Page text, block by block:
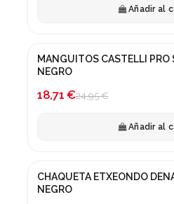
Añadir al
¡En oferta!
MANGUITOS CASTELLI PRO
NEGRO
18,71 €24,95 €
Añadir al
¡En oferta!
CHAQUETA ETXEONDO
NEGRO